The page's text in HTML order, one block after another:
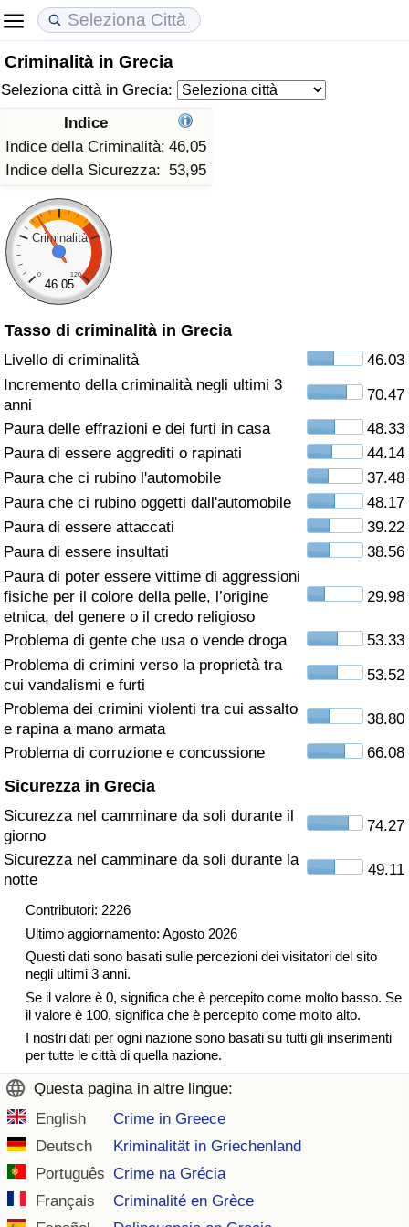
Criminalità in Grecia
Seleziona città in Grecia:
Indice
Indice della Criminalità: 46,05
Indice della Sicurezza: 53,95
Criminalità
0 120
46.05
Tasso di criminalità in Grecia
Livello di criminalità
46.03
Incremento della criminalità negli ultimi 3
anni
70.47
Paura delle effrazioni e dei furti in casa
48.33
Paura di essere aggrediti o rapinati
44.14
Paura che ci rubino l'automobile
37.48
Paura che ci rubino oggetti dall'automobile
48.17
Paura di essere attaccati
39.22
Paura di essere insultati
38.56
Paura di poter essere vittime di aggressioni
fisiche per il colore della pelle, l’origine
etnica, del genere o il credo religioso
29.98
Problema di gente che usa o vende droga
53.33
Problema di crimini verso la proprietà tra
cui vandalismi e furti
53.52
Problema dei crimini violenti tra cui assalto
e rapina a mano armata
38.80
Problema di corruzione e concussione
66.08
Sicurezza in Grecia
Sicurezza nel camminare da soli durante il
giorno
74.27
Sicurezza nel camminare da soli durante la
notte
49.11
Contributori: 2226
Ultimo aggiornamento: Agosto 2026
Questi dati sono basati sulle percezioni dei visitatori del sito
negli ultimi 3 anni.
Se il valore è 0, significa che è percepito come molto basso. Se
il valore è 100, significa che è percepito come molto alto.
I nostri dati per ogni nazione sono basati su tutti gli inserimenti
per tutte le città di quella nazione.
Questa pagina in altre lingue:
English
Crime in Greece
Deutsch
Kriminalität in Griechenland
Português Crime na Grécia
Français
Criminalité en Grèce
Costo della vita
Indice Del Costo Della Vita (corrente)
Indice Del Costo Della Vita
Indice del Costo della Vita per Nazione
ad Aqaba
Prezzi degli immobili
Indice del Prezzo delle Case (Corrente)
Indice del Prezzo delle Case
Indice del Prezzo delle Case per Nazione
Qualità della Vita
Indice della Qualità della Vita
Indice della Qualità della Vita (Corrente)
Indice della qualità della vita per Paese
Criminalità
Indice del Tasso di Criminalità (Corrente)
Indice di criminalità per paese
Indice dell’Assistenza Sanitaria (Corrente)
Indice dell’Assistenza Sanitaria
Indice dell’Assistenza Sanitaria per
Nazione
Inquinamento
Indice dell’Inquinamento (Corrente)
Indice di inquinamento
Indice dell’Inquinamento per Nazione
Traffico
Indice del Traffico
Indice del traffico (Corrente)
Indice del traffico per Nazione